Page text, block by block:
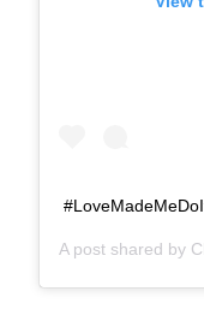
A post shared by